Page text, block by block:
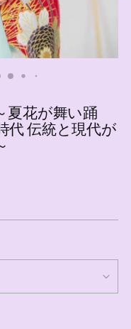
夏花が舞い踊
代 伝統と現代が